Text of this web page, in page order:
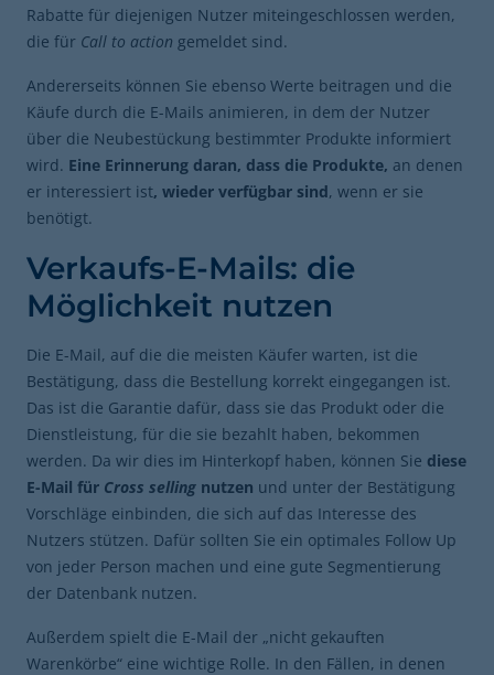
Rabatte für diejenigen Nutzer miteingeschlossen werden,
die für Call to action gemeldet sind.
Andererseits können Sie ebenso Werte beitragen und die
Käufe durch die E-Mails animieren, in dem der Nutzer
über die Neubestückung bestimmter Produkte informiert
wird. Eine Erinnerung daran, dass die Produkte, an denen
er interessiert ist, wieder verfügbar sind, wenn er sie
benötigt.
Verkaufs-E-Mails: die
Möglichkeit nutzen
Die E-Mail, auf die die meisten Käufer warten, ist die
Bestätigung, dass die Bestellung korrekt eingegangen ist.
Das ist die Garantie dafür, dass sie das Produkt oder die
Dienstleistung, für die sie bezahlt haben, bekommen
werden. Da wir dies im Hinterkopf haben, können Sie diese
E-Mail für Cross selling nutzen und unter der Bestätigung
Vorschläge einbinden, die sich auf das Interesse des
Nutzers stützen. Dafür sollten Sie ein optimales Follow Up
von jeder Person machen und eine gute Segmentierung
der Datenbank nutzen.
Außerdem spielt die E-Mail der „nicht gekauften
Warenkörbe“ eine wichtige Rolle. In den Fällen, in denen